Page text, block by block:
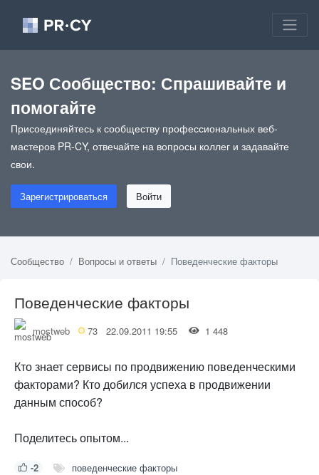
SEO Сообщество: Спрашивайте и
помогайте
Присоединяйтесь к сообществу профессиональных веб-
мастеров PR-CY, отвечайте на вопросы коллег и задавайте
свои.
Зарегистрироваться Войти
Сообщество Вопросы и ответы Поведенческие факторы
Поведенческие факторы
mostweb 73 22.09.2011 19:55 1 448
Кто знает сервисы по продвижению поведенческими
факторами? Кто добился успеха в продвижении
данным способ?
Поделитесь опытом...
-2 поведенческие факторы